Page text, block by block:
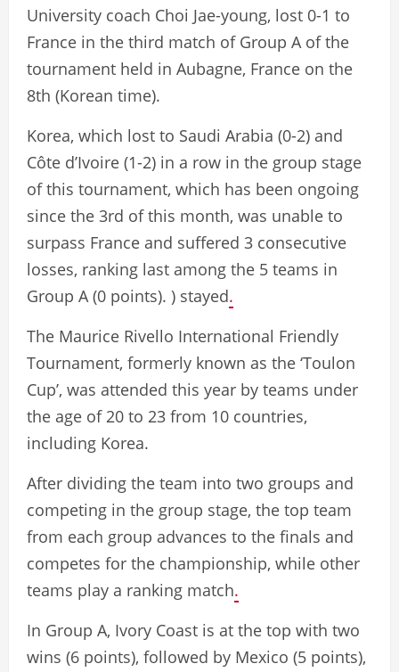
University coach Choi Jae-young, lost 0-1 to
France in the third match of Group A of the
tournament held in Aubagne, France on the
8th (Korean time).
Korea, which lost to Saudi Arabia (0-2) and
Côte d’Ivoire (1-2) in a row in the group stage
of this tournament, which has been ongoing
since the 3rd of this month, was unable to
surpass France and suffered 3 consecutive
losses, ranking last among the 5 teams in
Group A (0 points). ) stayed.
The Maurice Rivello International Friendly
Tournament, formerly known as the ‘Toulon
Cup’, was attended this year by teams under
the age of 20 to 23 from 10 countries,
including Korea.
After dividing the team into two groups and
competing in the group stage, the top team
from each group advances to the finals and
competes for the championship, while other
teams play a ranking match.
In Group A, Ivory Coast is at the top with two
wins (6 points), followed by Mexico (5 points),